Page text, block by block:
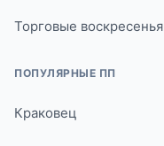
Торговые воскресенья
ПОПУЛЯРНЫЕ ПП
Краковец